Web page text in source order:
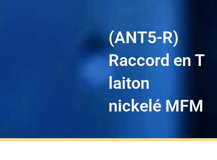
(ANT5-R)
Raccord en T
laiton
nickelé MFM